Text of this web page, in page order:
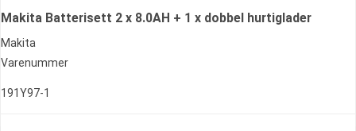
Makita Batterisett 2 x 8.0AH + 1 x dobbel hurtiglader
Makita
Varenummer
191Y97-1